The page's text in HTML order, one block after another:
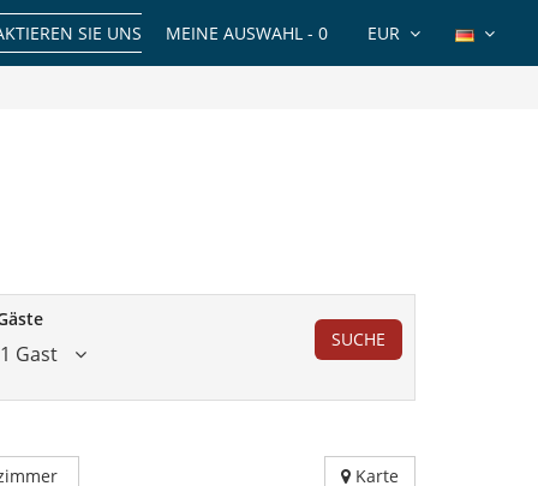
EUR
MEINE AUSWAHL - 0
SIE UNS
1 Gast
SUCHE
Karte